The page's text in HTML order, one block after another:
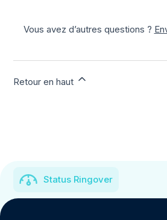
Vous avez d’autres questions ?
Retour en haut
Status Ringover